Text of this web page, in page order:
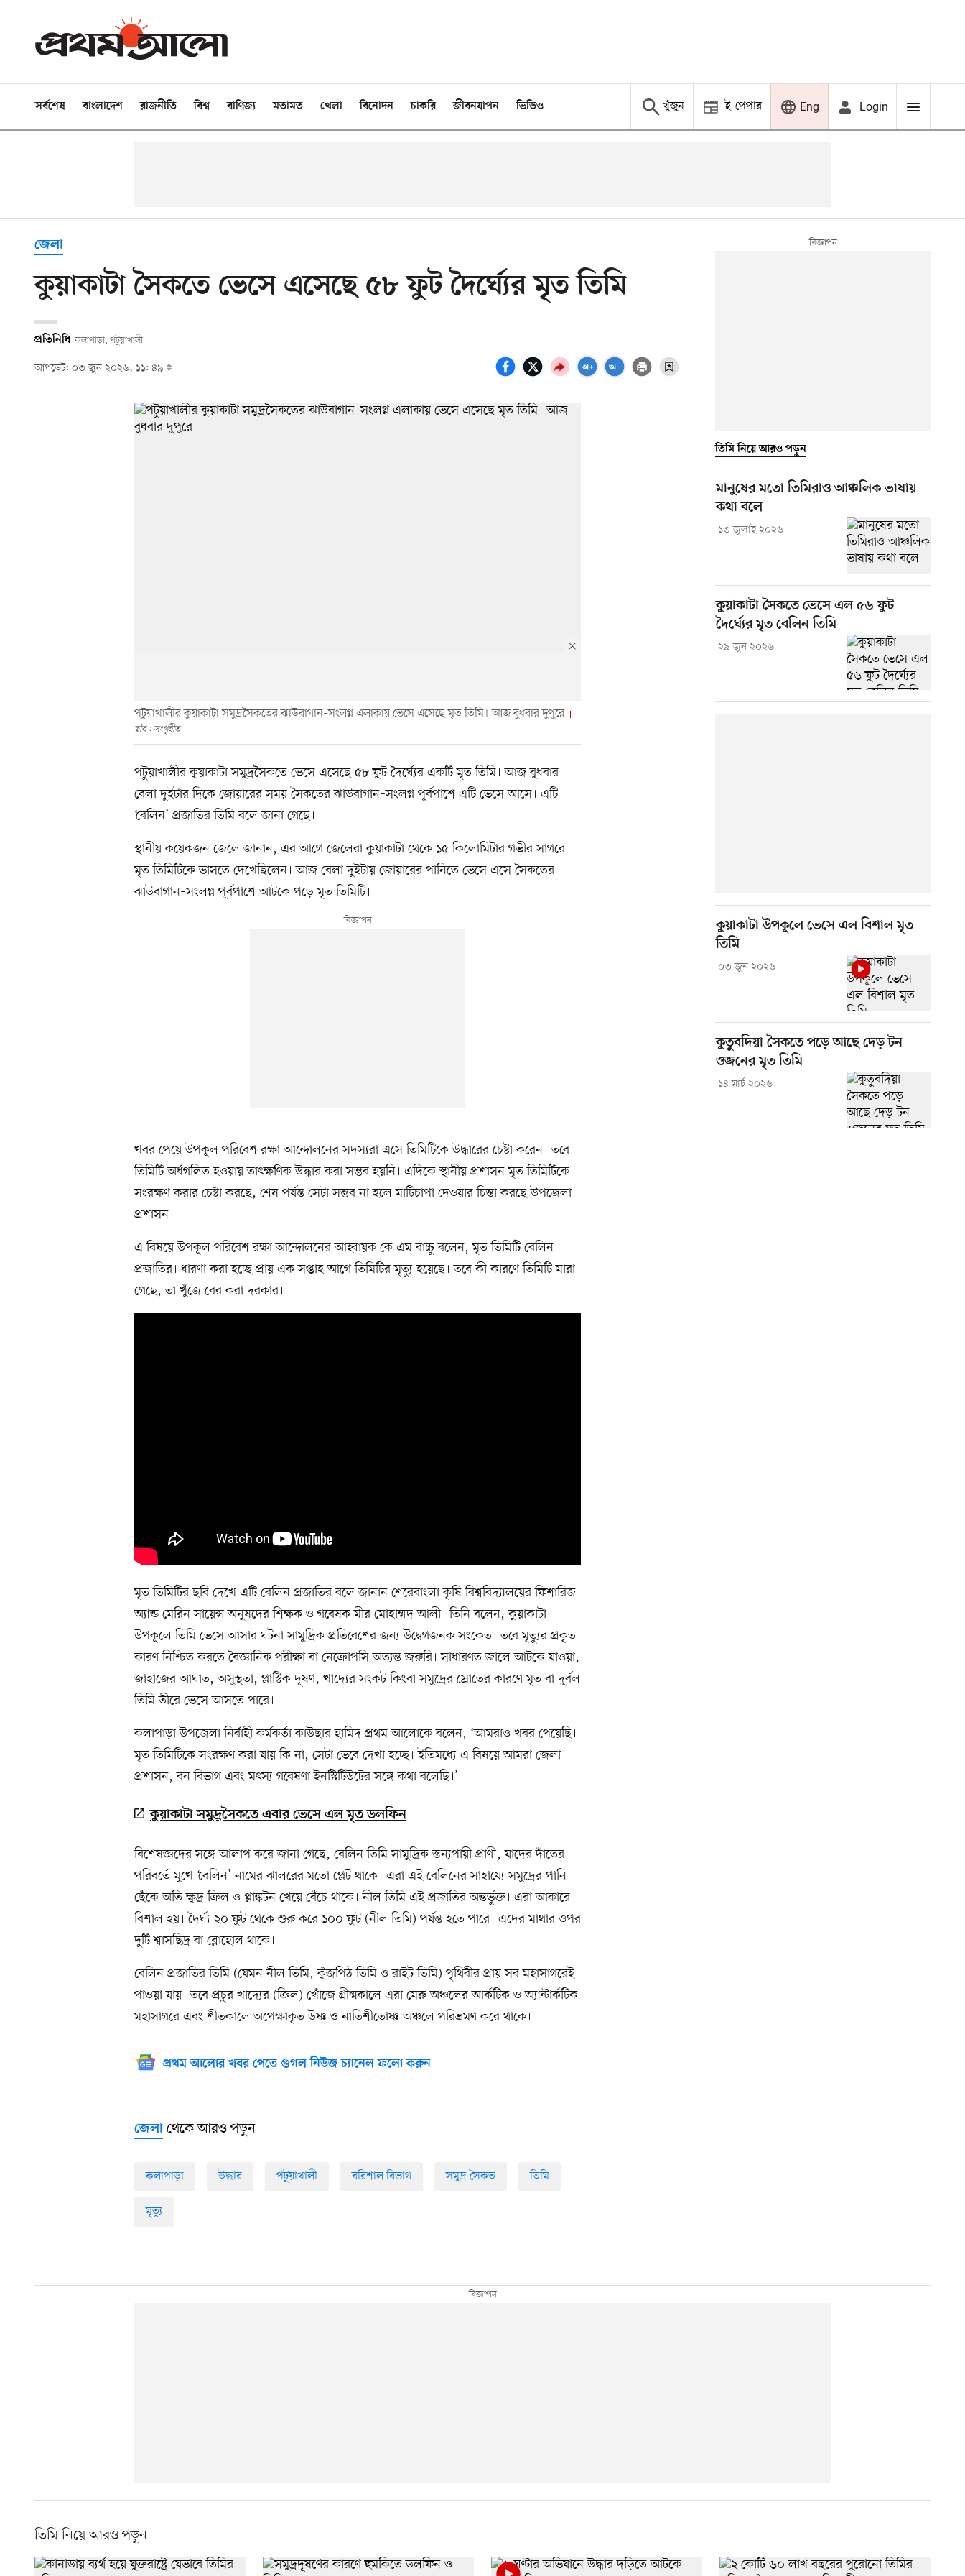
সর্বশেষ বাংলাদেশ রাজনীতি বিশ্ব বাণিজ্য মতামত খেলা বিনোদন চাকরি জীবনযাপন ভিডিও খুঁজুন ই-পেপার Eng Login
জেলা
কুয়াকাটা সৈকতে ভেসে এসেছে ৫৮ ফুট দৈর্ঘ্যের মৃত তিমি
প্রতিনিধি কলাপাড়া, পটুয়াখালী
আপডেট: ০৩ জুন ২০২৬, ১১: ৪৯
পটুয়াখালীর কুয়াকাটা সমুদ্রসৈকতের ঝাউবাগান–সংলগ্ন এলাকায় ভেসে এসেছে মৃত তিমি। আজ বুধবার দুপুরে
ছবি : সংগৃহীত
পটুয়াখালীর কুয়াকাটা সমুদ্রসৈকতে ভেসে এসেছে ৫৮ ফুট দৈর্ঘ্যের একটি মৃত তিমি। আজ বুধবার
বেলা দুইটার দিকে জোয়ারের সময় সৈকতের ঝাউবাগান–সংলগ্ন পূর্বপাশে এটি ভেসে আসে। এটি
‘বেলিন’ প্রজাতির তিমি বলে জানা গেছে।
স্থানীয় কয়েকজন জেলে জানান, এর আগে জেলেরা কুয়াকাটা থেকে ১৫ কিলোমিটার গভীর সাগরে
মৃত তিমিটিকে ভাসতে দেখেছিলেন। আজ বেলা দুইটায় জোয়ারের পানিতে ভেসে এসে সৈকতের
ঝাউবাগান–সংলগ্ন পূর্বপাশে আটকে পড়ে মৃত তিমিটি।
খবর পেয়ে উপকূল পরিবেশ রক্ষা আন্দোলনের সদস্যরা এসে তিমিটিকে উদ্ধারের চেষ্টা করেন। তবে
তিমিটি অর্ধগলিত হওয়ায় তাৎক্ষণিক উদ্ধার করা সম্ভব হয়নি। এদিকে স্থানীয় প্রশাসন মৃত তিমিটিকে
সংরক্ষণ করার চেষ্টা করছে, শেষ পর্যন্ত সেটা সম্ভব না হলে মাটিচাপা দেওয়ার চিন্তা করছে উপজেলা
প্রশাসন।
এ বিষয়ে উপকূল পরিবেশ রক্ষা আন্দোলনের আহ্বায়ক কে এম বাচ্চু বলেন, মৃত তিমিটি বেলিন
প্রজাতির। ধারণা করা হচ্ছে প্রায় এক সপ্তাহ আগে তিমিটির মৃত্যু হয়েছে। তবে কী কারণে তিমিটি মারা
গেছে, তা খুঁজে বের করা দরকার।
মৃত তিমিটির ছবি দেখে এটি বেলিন প্রজাতির বলে জানান শেরেবাংলা কৃষি বিশ্ববিদ্যালয়ের ফিশারিজ
অ্যান্ড মেরিন সায়েন্স অনুষদের শিক্ষক ও গবেষক মীর মোহাম্মদ আলী। তিনি বলেন, কুয়াকাটা
উপকূলে তিমি ভেসে আসার ঘটনা সামুদ্রিক প্রতিবেশের জন্য উদ্বেগজনক সংকেত। তবে মৃত্যুর প্রকৃত
কারণ নিশ্চিত করতে বৈজ্ঞানিক পরীক্ষা বা নেক্রোপসি অত্যন্ত জরুরি। সাধারণত জালে আটকে যাওয়া,
জাহাজের আঘাত, অসুস্থতা, প্লাস্টিক দূষণ, খাদ্যের সংকট কিংবা সমুদ্রের স্রোতের কারণে মৃত বা দুর্বল
তিমি তীরে ভেসে আসতে পারে।
কলাপাড়া উপজেলা নির্বাহী কর্মকর্তা কাউছার হামিদ প্রথম আলোকে বলেন, ‘আমরাও খবর পেয়েছি।
মৃত তিমিটিকে সংরক্ষণ করা যায় কি না, সেটা ভেবে দেখা হচ্ছে। ইতিমধ্যে এ বিষয়ে আমরা জেলা
প্রশাসন, বন বিভাগ এবং মৎস্য গবেষণা ইনস্টিটিউটের সঙ্গে কথা বলেছি।’
কুয়াকাটা সমুদ্রসৈকতে এবার ভেসে এল মৃত ডলফিন
বিশেষজ্ঞদের সঙ্গে আলাপ করে জানা গেছে, বেলিন তিমি সামুদ্রিক স্তন্যপায়ী প্রাণী, যাদের দাঁতের
পরিবর্তে মুখে ‘বেলিন’ নামের ঝালরের মতো প্লেট থাকে। এরা এই বেলিনের সাহায্যে সমুদ্রের পানি
ছেঁকে অতি ক্ষুদ্র ক্রিল ও প্লাঙ্কটন খেয়ে বেঁচে থাকে। নীল তিমি এই প্রজাতির অন্তর্ভুক্ত। এরা আকারে
বিশাল হয়। দৈর্ঘ্য ২০ ফুট থেকে শুরু করে ১০০ ফুট (নীল তিমি) পর্যন্ত হতে পারে। এদের মাথার ওপর
দুটি শ্বাসছিদ্র বা ব্লোহোল থাকে।
বেলিন প্রজাতির তিমি (যেমন নীল তিমি, কুঁজপিঠ তিমি ও রাইট তিমি) পৃথিবীর প্রায় সব মহাসাগরেই
পাওয়া যায়। তবে প্রচুর খাদ্যের (ক্রিল) খোঁজে গ্রীষ্মকালে এরা মেরু অঞ্চলের আর্কটিক ও অ্যান্টার্কটিক
মহাসাগরে এবং শীতকালে অপেক্ষাকৃত উষ্ণ ও নাতিশীতোষ্ণ অঞ্চলে পরিভ্রমণ করে থাকে।
প্রথম আলোর খবর পেতে গুগল নিউজ চ্যানেল ফলো করুন
জেলা থেকে আরও পড়ুন
কলাপাড়া উদ্ধার পটুয়াখালী বরিশাল বিভাগ সমুদ্র সৈকত তিমি
মৃত্যু
তিমি নিয়ে আরও পড়ুন
মানুষের মতো তিমিরাও আঞ্চলিক ভাষায়
কথা বলে
১৩ জুলাই ২০২৬
কুয়াকাটা সৈকতে ভেসে এল ৫৬ ফুট
দৈর্ঘ্যের মৃত বেলিন তিমি
২৯ জুন ২০২৬
কুয়াকাটা উপকূলে ভেসে এল বিশাল মৃত
তিমি
০৩ জুন ২০২৬
কুতুবদিয়া সৈকতে পড়ে আছে দেড় টন
ওজনের মৃত তিমি
১৪ মার্চ ২০২৬
তিমি নিয়ে আরও পড়ুন